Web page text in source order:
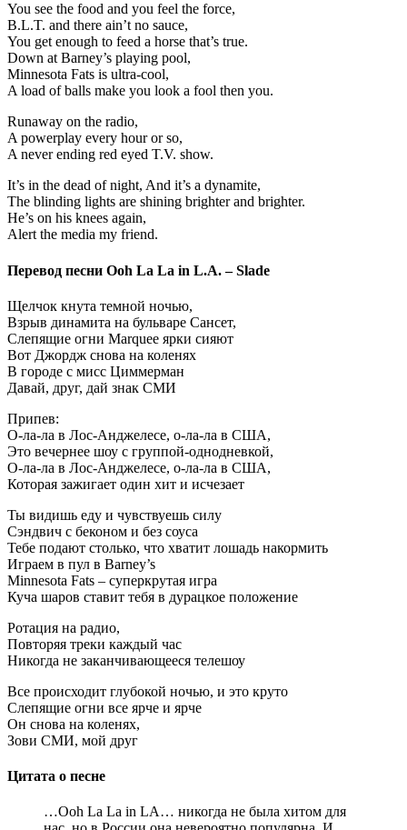
You see the food and you feel the force,
B.L.T. and there ain’t no sauce,
You get enough to feed a horse that’s true.
Down at Barney’s playing pool,
Minnesota Fats is ultra-cool,
A load of balls make you look a fool then you.
Runaway on the radio,
A powerplay every hour or so,
A never ending red eyed T.V. show.
It’s in the dead of night, And it’s a dynamite,
The blinding lights are shining brighter and brighter.
He’s on his knees again,
Alert the media my friend.
Перевод песни Ooh La La in L.A. – Slade
Щелчок кнута темной ночью,
Взрыв динамита на бульваре Сансет,
Слепящие огни Marquee ярки сияют
Вот Джордж снова на коленях
В городе с мисс Циммерман
Давай, друг, дай знак СМИ
Припев:
О-ла-ла в Лос-Анджелесе, о-ла-ла в США,
Это вечернее шоу с группой-однодневкой,
О-ла-ла в Лос-Анджелесе, о-ла-ла в США,
Которая зажигает один хит и исчезает
Ты видишь еду и чувствуешь силу
Сэндвич с беконом и без соуса
Тебе подают столько, что хватит лошадь накормить
Играем в пул в Barney’s
Minnesota Fats – суперкрутая игра
Куча шаров ставит тебя в дурацкое положение
Ротация на радио,
Повторяя треки каждый час
Никогда не заканчивающееся телешоу
Все происходит глубокой ночью, и это круто
Слепящие огни все ярче и ярче
Он снова на коленях,
Зови СМИ, мой друг
Цитата о песне
…Ooh La La in LA… никогда не была хитом для